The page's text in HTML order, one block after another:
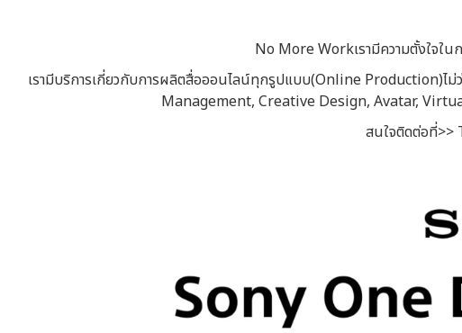
No More Workเรามีความตั้งใจใ
เรามีบริการเกี่ยวกับการผลิตสื่อออนไลน์ทุกรูปแบบ(Online Production)
Management, Creative Design, Avatar,
สนใจติดต่อที่